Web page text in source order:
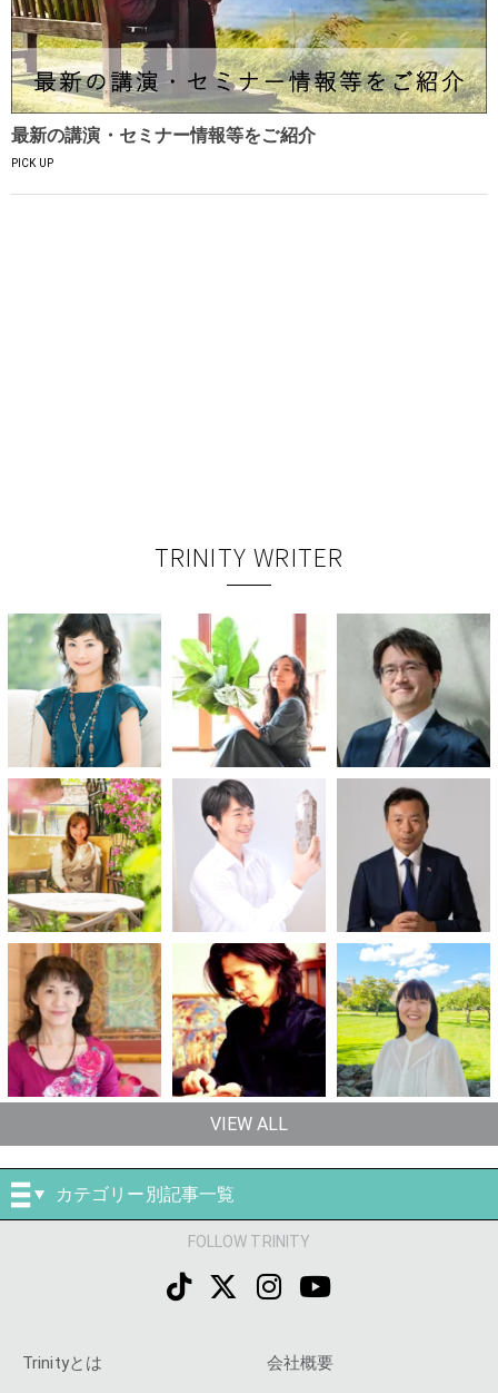
最新の講演・セミナー情報等をご紹介
PICK UP
TRINITY WRITER
VIEW ALL
カテゴリー別記事一覧
FOLLOW TRINITY
Trinityとは 会社概要